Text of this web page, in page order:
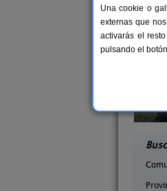
40 €
Una cookie o
externas que
activarás el
pulsando el botón